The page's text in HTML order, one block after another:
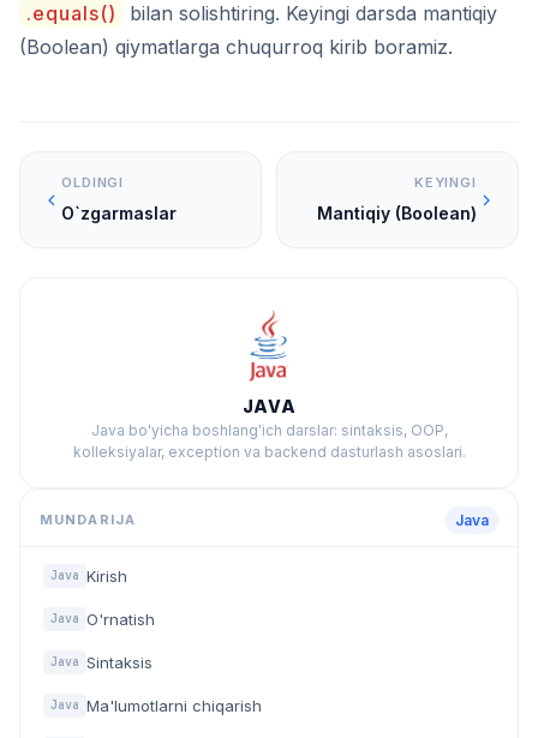
.equals()
bilan solishtiring. Keyingi darsda mantiqiy
(Boolean) qiymatlarga chuqurroq kirib boramiz.
OLDINGI
O`zgarmaslar
KEYINGI
Mantiqiy (Boolean)
JAVA
Java bo'yicha boshlang'ich darslar: sintaksis, OOP,
kolleksiyalar, exception va backend dasturlash asoslari.
MUNDARIJA Java
Java Kirish
Java O'rnatish
Java Sintaksis
Java Ma'lumotlarni chiqarish